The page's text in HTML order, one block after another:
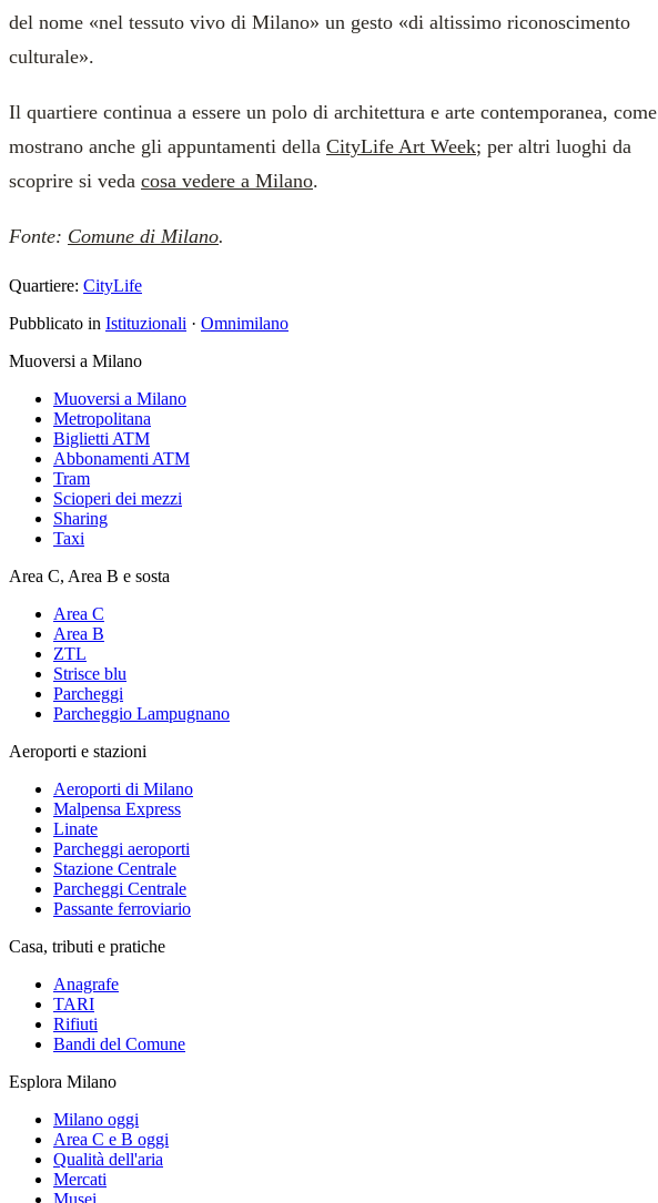
del nome «nel tessuto vivo di Milano» un gesto «di altissimo riconoscimento
culturale».
Il quartiere continua a essere un polo di architettura e arte contemporanea, come
mostrano anche gli appuntamenti della CityLife Art Week; per altri luoghi da
scoprire si veda cosa vedere a Milano.
Fonte: Comune di Milano.
Quartiere: CityLife
Pubblicato in Istituzionali · Omnimilano
Muoversi a Milano
Muoversi a Milano
Metropolitana
Biglietti ATM
Abbonamenti ATM
Tram
Scioperi dei mezzi
Sharing
Taxi
Area C, Area B e sosta
Area C
Area B
ZTL
Strisce blu
Parcheggi
Parcheggio Lampugnano
Aeroporti e stazioni
Aeroporti di Milano
Malpensa Express
Linate
Parcheggi aeroporti
Stazione Centrale
Parcheggi Centrale
Passante ferroviario
Casa, tributi e pratiche
Anagrafe
TARI
Rifiuti
Bandi del Comune
Esplora Milano
Milano oggi
Area C e B oggi
Qualità dell'aria
Mercati
Musei